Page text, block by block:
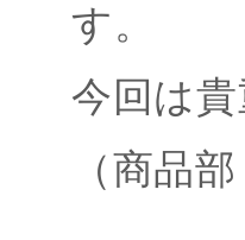
す。
今回は
（商品